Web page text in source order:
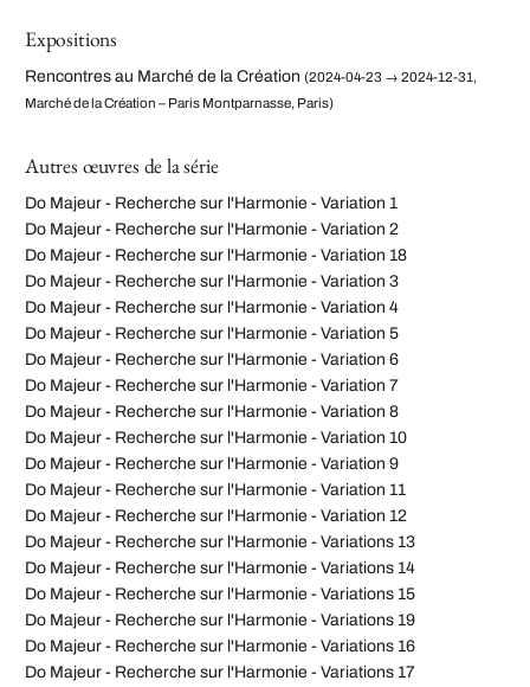
Expositions
Rencontres au Marché de la Création (2024-04-23 → 2024-12-31,
Marché de la Création – Paris Montparnasse, Paris)
Autres œuvres de la série
Do Majeur - Recherche sur l'Harmonie - Variation 1
Do Majeur - Recherche sur l'Harmonie - Variation 2
Do Majeur - Recherche sur l'Harmonie - Variation 18
Do Majeur - Recherche sur l'Harmonie - Variation 3
Do Majeur - Recherche sur l'Harmonie - Variation 4
Do Majeur - Recherche sur l'Harmonie - Variation 5
Do Majeur - Recherche sur l'Harmonie - Variation 6
Do Majeur - Recherche sur l'Harmonie - Variation 7
Do Majeur - Recherche sur l'Harmonie - Variation 8
Do Majeur - Recherche sur l'Harmonie - Variation 10
Do Majeur - Recherche sur l'Harmonie - Variation 9
Do Majeur - Recherche sur l'Harmonie - Variation 11
Do Majeur - Recherche sur l'Harmonie - Variation 12
Do Majeur - Recherche sur l'Harmonie - Variations 13
Do Majeur - Recherche sur l'Harmonie - Variations 14
Do Majeur - Recherche sur l'Harmonie - Variations 15
Do Majeur - Recherche sur l'Harmonie - Variations 19
Do Majeur - Recherche sur l'Harmonie - Variations 16
Do Majeur - Recherche sur l'Harmonie - Variations 17